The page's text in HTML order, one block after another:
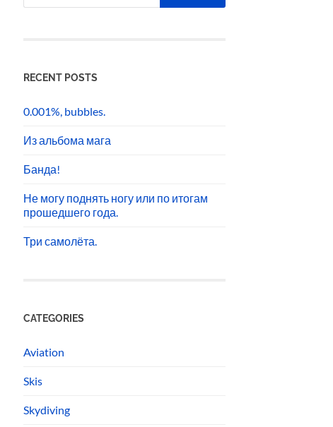
RECENT POSTS
0.001%, bubbles.
Из альбома мага
Банда!
Не могу поднять ногу или по итогам
прошедшего года.
Три самолёта.
CATEGORIES
Aviation
Skis
Skydiving